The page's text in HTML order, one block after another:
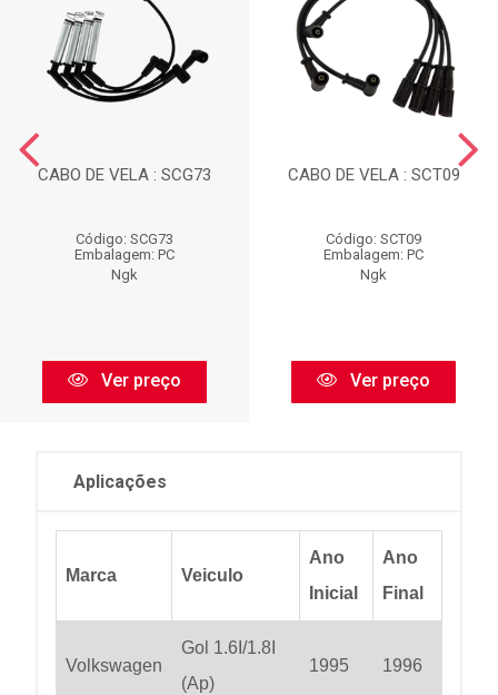
CABO DE VELA : SCG73
Código: SCG73
Embalagem: PC
Ngk
Ver preço
CABO DE VELA : SCT09
Código: SCT09
Embalagem: PC
Ngk
Ver preço
Aplicações
Marca Veiculo
Ano
Inicial
Ano
Final
Volkswagen
Gol 1.6I/1.8I
(Ap)
1995 1996